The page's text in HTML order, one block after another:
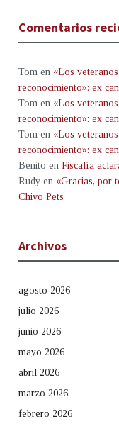
Comentarios
Tom en «Los
reconocimiento»: ex
Tom en «Los
reconocimiento»: ex
Tom en «Los
reconocimiento»: ex
Benito en Fiscalía
Rudy en «Gracias, por
Chivo Pets
Archivos
agosto 2026
julio 2026
junio 2026
mayo 2026
abril 2026
marzo 2026
febrero 2026